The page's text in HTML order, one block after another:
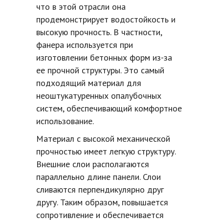
что в этой отрасли она
продемонстрирует водостойкость и
высокую прочность. В частности,
фанера используется при
изготовлении бетонных форм из-за
ее прочной структуры. Это самый
подходящий материал для
неоштукатуренных опалубочных
систем, обеспечивающий комфортное
использование.
Материал с высокой механической
прочностью имеет легкую структуру.
Внешние слои располагаются
параллельно длине панели. Слои
сливаются перпендикулярно друг
другу. Таким образом, повышается
сопротивление и обеспечивается